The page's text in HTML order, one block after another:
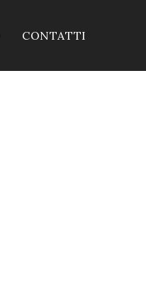
CONTATTI